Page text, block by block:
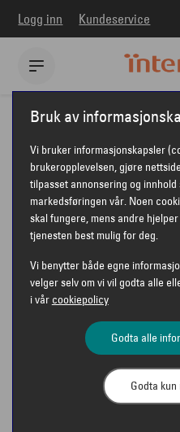
Logg inn Kundeservice
Interoptik Brilleglass
OG
Bruk av
Vi bruker informasjonskapsler
brukeropplevelsen, gjøre
tilpasset annonsering og
markedsføringen vår. Noen
skal fungere, mens andre
tjenesten best mulig for deg.
Vi benytter både egne
velger selv om vi vil godta alle
i vår cookiepolicy
Godta alle
Godta